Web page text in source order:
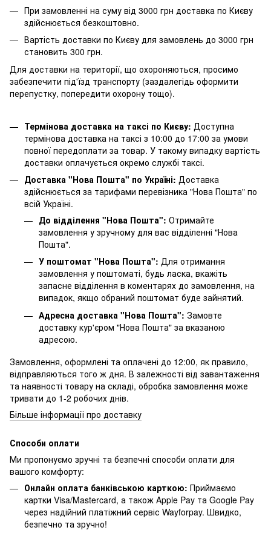
При замовленні на суму від 3000 грн доставка по Києву
здійснюється безкоштовно.
Вартість доставки по Києву для замовлень до 3000 грн
становить 300 грн.
Для доставки на території, що охороняються, просимо
забезпечити під'їзд транспорту (заздалегідь оформити
перепустку, попередити охорону тощо).
Термінова доставка на таксі по Києву: Доступна
термінова доставка на таксі з 10:00 до 17:00 за умови
повної передоплати за товар. У такому випадку вартість
доставки оплачується окремо службі таксі.
Доставка "Нова Пошта" по Україні: Доставка
здійснюється за тарифами перевізника "Нова Пошта" по
всій Україні.
До відділення "Нова Пошта": Отримайте
замовлення у зручному для вас відділенні "Нова
Пошта".
У поштомат "Нова Пошта": Для отримання
замовлення у поштоматі, будь ласка, вкажіть
запасне відділення в коментарях до замовлення, на
випадок, якщо обраний поштомат буде зайнятий.
Адресна доставка "Нова Пошта": Замовте
доставку кур'єром "Нова Пошта" за вказаною
адресою.
Замовлення, оформлені та оплачені до 12:00, як правило,
відправляються того ж дня. В залежності від завантаження
та наявності товару на складі, обробка замовлення може
тривати до 1-2 робочих днів.
Більше інформації про доставку
Способи оплати
Ми пропонуємо зручні та безпечні способи оплати для
вашого комфорту:
Онлайн оплата банківською карткою: Приймаємо
картки Visa/Mastercard, а також Apple Pay та Google Pay
через надійний платіжний сервіс Wayforpay. Швидко,
безпечно та зручно!